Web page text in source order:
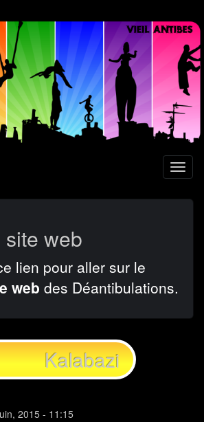
web
lien pour aller sur le
web des Déantibulations.
Kalabazi
2015 - 11:15